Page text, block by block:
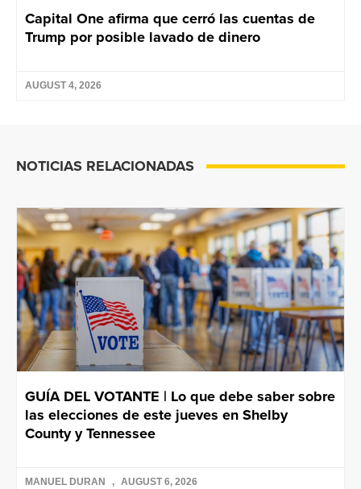
Capital One afirma que cerró las cuentas de
Trump por posible lavado de dinero
AUGUST 4, 2026
NOTICIAS RELACIONADAS
GUÍA DEL VOTANTE | Lo que debe saber sobre
las elecciones de este jueves en Shelby
County y Tennessee
MANUEL DURAN AUGUST 6, 2026